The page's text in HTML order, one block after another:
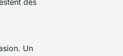
des
Un